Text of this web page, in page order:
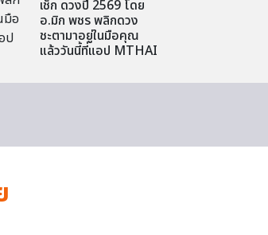
เช็ก ดวงปี 2569 โดย
อ.มิก พชร พลิกดวง
ชะตามาอยู่ในมือคุณ
แล้ววันนี้ที่แอป MTHAI